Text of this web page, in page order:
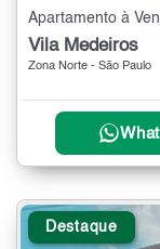
Apartamento à
Vila Medeiros
Zona Norte - São Paulo
Destaque